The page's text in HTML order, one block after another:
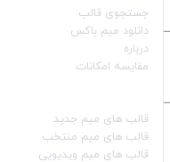
جستجوی قالب
دانلود میم باکس
درباره
مقایسه امکانات
قالب‌ های میم جدید
قالب‌ های میم منتخب
قالب‌ های میم ویدیویی